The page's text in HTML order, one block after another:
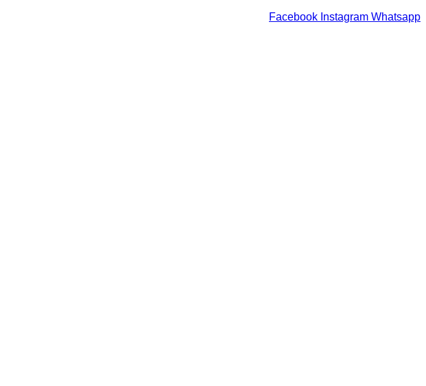
Facebook Instagram Whatsapp